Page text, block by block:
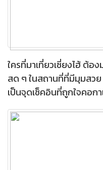
ใครที่มาเที่ยวเซี่ยงไฮ้ ต้อ
สด ๆ ในสถานที่ที่มีมุมสวย
เป็นจุดเช็คอินที่ถูกใจคอก